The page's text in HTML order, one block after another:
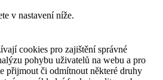
v nastavení níže.
cookies pro zajištění správné
pohybu uživatelů na webu a pro
přijmout či odmítnout některé druhy